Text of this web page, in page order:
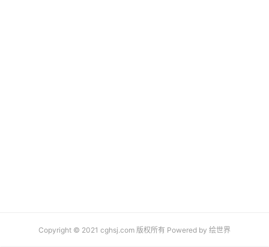
Copyright © 2021 cghsj.com 版权所有 Powered by 绘世界